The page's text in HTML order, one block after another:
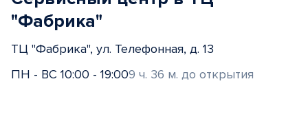
"Фабрика"
ТЦ "Фабрика", ул. Телефонная, д. 13
ПН - ВС 10:00 - 19:009 ч. 36 м. до открытия